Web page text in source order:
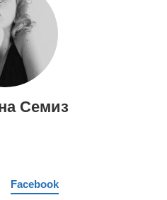
Семиз
Facebook